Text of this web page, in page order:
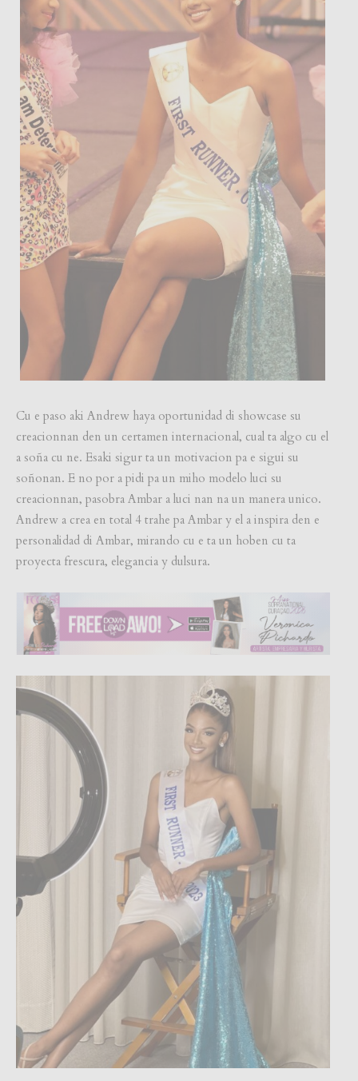
Cu e paso aki Andrew haya oportunidad di showcase su
creacionnan den un certamen internacional, cual ta algo cu el
a soña cu ne. Esaki sigur ta un motivacion pa e sigui su
soñonan. E no por a pidi pa un miho modelo luci su
creacionnan, pasobra Ambar a luci nan na un manera unico.
Andrew a crea en total 4 trahe pa Ambar y el a inspira den e
personalidad di Ambar, mirando cu e ta un hoben cu ta
proyecta frescura, elegancia y dulsura.